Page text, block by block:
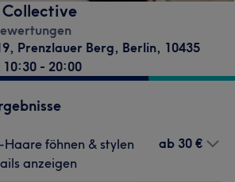
Collective
, Prenzlauer Berg, Berlin, 10435
- 20:00
föhnen & stylen
anzeigen
ab 30 €